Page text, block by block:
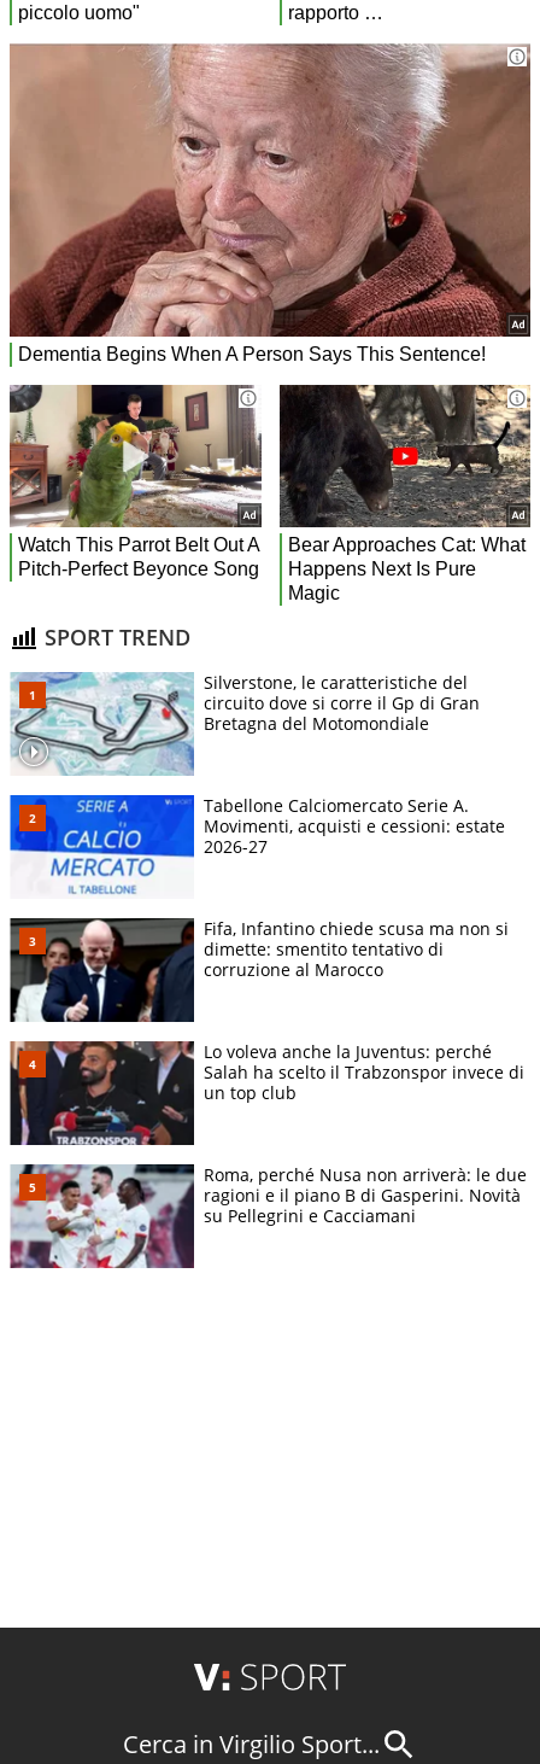
SPORT TREND
Silverstone, le caratteristiche del
circuito dove si corre il Gp di Gran
Bretagna del Motomondiale
Tabellone Calciomercato Serie A.
Movimenti, acquisti e cessioni: estate
2026-27
Fifa, Infantino chiede scusa ma non si
dimette: smentito tentativo di
corruzione al Marocco
Lo voleva anche la Juventus: perché
Salah ha scelto il Trabzonspor invece di
un top club
Roma, perché Nusa non arriverà: le due
ragioni e il piano B di Gasperini. Novità
su Pellegrini e Cacciamani
Cerca in Virgilio Sport...